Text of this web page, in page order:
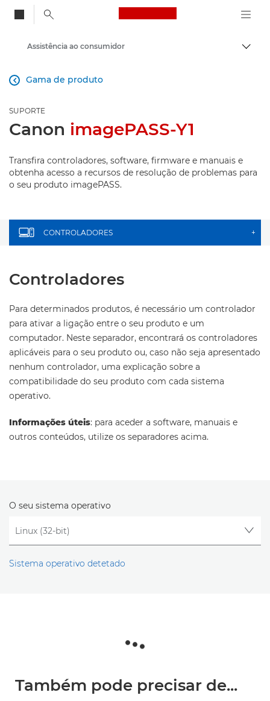
Canon Logo, back
Assistência ao consumidor
Gama de produto

SUPORTE
Canon imagePASS-Y1
Transfira controladores, software, firmware e manuais e
obtenha acesso a recursos de resolução de problemas para
o seu produto imagePASS.
CONTROLADORES +
Controladores
Para determinados produtos, é necessário um controlador
para ativar a ligação entre o seu produto e um
computador. Neste separador, encontrará os controladores
aplicáveis para o seu produto ou, caso não seja apresentado
nenhum controlador, uma explicação sobre a
compatibilidade do seu produto com cada sistema
operativo.
Informações úteis: para aceder a software, manuais e
outros conteúdos, utilize os separadores acima.
O seu sistema operativo
Sistema operativo detetado
Também pode precisar de...